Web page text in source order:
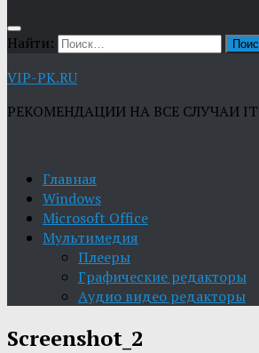
Найти:
VIP-PK.RU
РЕКОМЕНДАЦИИ НА ВСЕ СЛУЧАИ IT
Главная
Windows
Microsoft Office
Мультимедия
Плееры
Графические редакторы
Aудио видео редакторы
Screenshot_2